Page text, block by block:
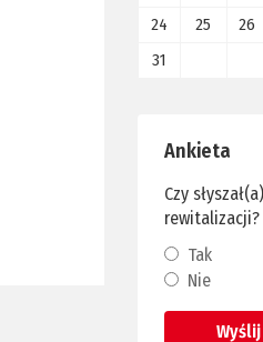
24
25 26
31
Ankieta
Czy
rewitalizacji?
Tak
Nie